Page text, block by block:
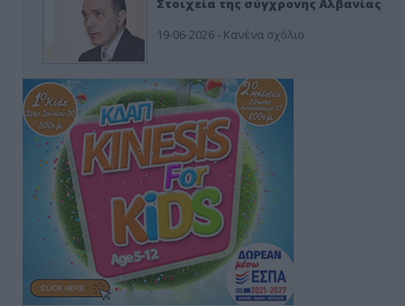
Στοιχεία της σύγχρονης Αλβανίας
19-06-2026 - Κανένα σχόλιο